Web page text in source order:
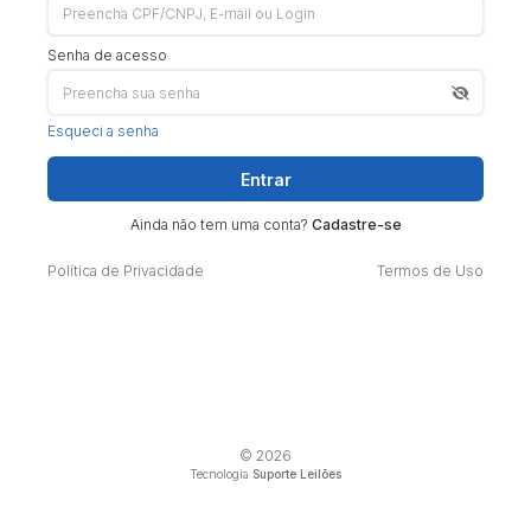
Senha de acesso
Esqueci a senha
Entrar
Ainda não tem uma conta? Cadastre-se
Política de Privacidade Termos de Uso
© 2026
Tecnologia Suporte Leilões